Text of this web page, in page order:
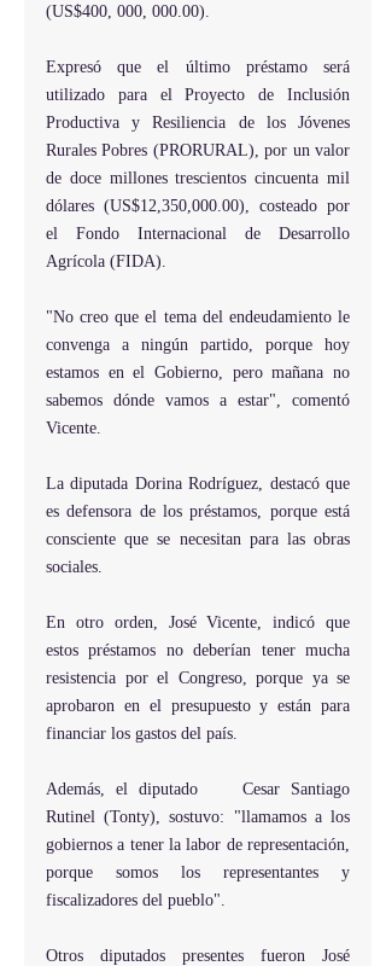
(US$400, 000, 000.00).
Expresó que el último préstamo será
utilizado para el Proyecto de Inclusión
Productiva y Resiliencia de los Jóvenes
Rurales Pobres (PRORURAL), por un valor
de doce millones trescientos cincuenta mil
dólares (US$12,350,000.00), costeado por
el Fondo Internacional de Desarrollo
Agrícola (FIDA).
"No creo que el tema del endeudamiento le
convenga a ningún partido, porque hoy
estamos en el Gobierno, pero mañana no
sabemos dónde vamos a estar", comentó
Vicente.
La diputada Dorina Rodríguez, destacó que
es defensora de los préstamos, porque está
consciente que se necesitan para las obras
sociales.
En otro orden, José Vicente, indicó que
estos préstamos no deberían tener mucha
resistencia por el Congreso, porque ya se
aprobaron en el presupuesto y están para
financiar los gastos del país.
Además, el diputado    Cesar Santiago
Rutinel (Tonty), sostuvo: "llamamos a los
gobiernos a tener la labor de representación,
porque somos los representantes y
fiscalizadores del pueblo".
Otros diputados presentes fueron José